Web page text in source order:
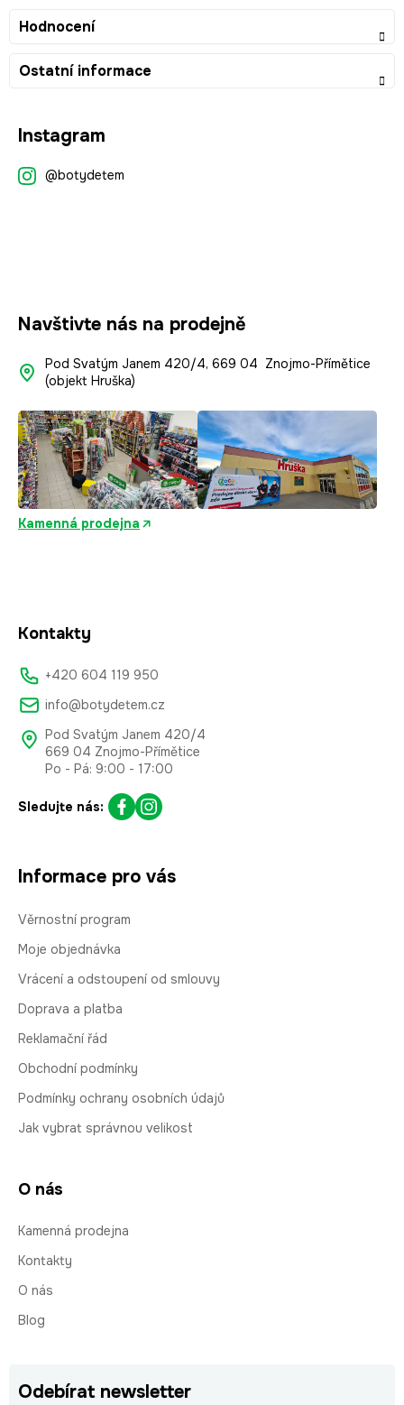
Hodnocení
Ostatní informace
Instagram
@botydetem
Navštivte nás na prodejně
Pod Svatým Janem 420/4, 669 04 Znojmo-Přímětice
(objekt Hruška)
Kamenná prodejna
Kontakty
+420 604 119 950
info@botydetem.cz
Pod Svatým Janem 420/4
669 04 Znojmo-Přímětice
Po - Pá: 9:00 - 17:00
Sledujte nás:
Informace pro vás
Věrnostní program
Moje objednávka
Vrácení a odstoupení od smlouvy
Doprava a platba
Reklamační řád
Obchodní podmínky
Podmínky ochrany osobních údajů
Jak vybrat správnou velikost
O nás
Kamenná prodejna
Kontakty
O nás
Blog
Odebírat newsletter